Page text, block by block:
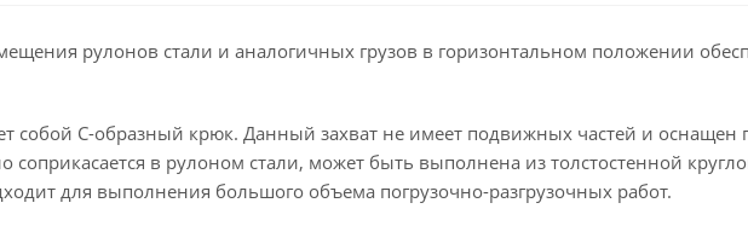
рулонов стали и аналогичных грузов в горизонтальном положении
собой С-образный крюк. Данный захват не имеет подвижных частей и оснащен
соприкасается в рулоном стали, может быть выполнена из толстостенной
для выполнения большого объема погрузочно-разгрузочных работ.